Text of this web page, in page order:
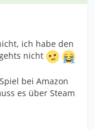
ich habe den
nicht
bei Amazon
es über Steam